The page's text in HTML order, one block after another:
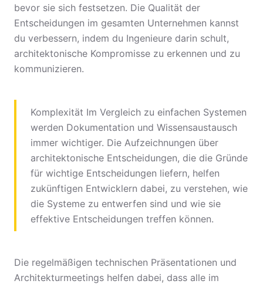
bevor sie sich festsetzen. Die Qualität der
Entscheidungen im gesamten Unternehmen kannst
du verbessern, indem du Ingenieure darin schult,
architektonische Kompromisse zu erkennen und zu
kommunizieren.
Komplexität Im Vergleich zu einfachen Systemen
werden Dokumentation und Wissensaustausch
immer wichtiger. Die Aufzeichnungen über
architektonische Entscheidungen, die die Gründe
für wichtige Entscheidungen liefern, helfen
zukünftigen Entwicklern dabei, zu verstehen, wie
die Systeme zu entwerfen sind und wie sie
effektive Entscheidungen treffen können.
Die regelmäßigen technischen Präsentationen und
Architekturmeetings helfen dabei, dass alle im